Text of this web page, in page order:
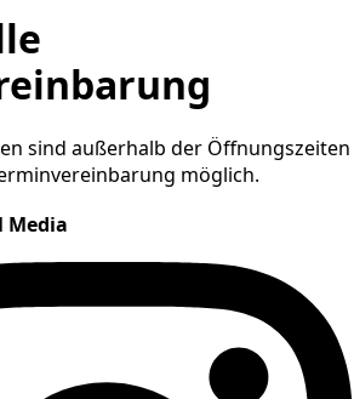
sind außerhalb der Öffnungszeiten
möglich.
Media